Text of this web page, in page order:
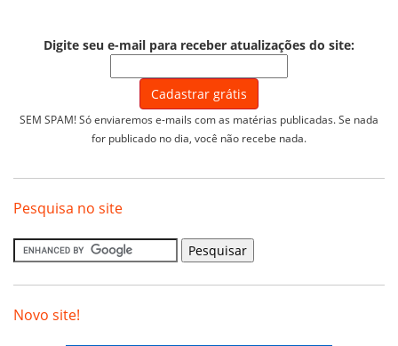
Digite seu e-mail para receber atualizações do site:
SEM SPAM! Só enviaremos e-mails com as matérias publicadas. Se nada
for publicado no dia, você não recebe nada.
Pesquisa no site
Novo site!